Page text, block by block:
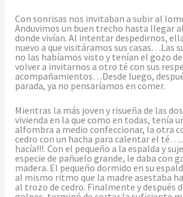
Con sonrisas nos invitaban a subir al
Anduvimos un buen trecho hasta llegar
donde vivían. Al intentar despedirnos,
nuevo a que visitáramos sus casas…Las
no las habíamos visto y tenían el gozo
volver a invitarnos a otro té con sus
acompañamientos…Desde luego,
parada, ya no pensaríamos en comer.
Mientras la más joven y risueña de las
vivienda en la que como en todas, tenía
alfombra a medio confeccionar, la otra
cedro con un hacha para calentar el té…..
hacía!!!. Con el pequeño a la espalda y
especie de pañuelo grande, le daba con
madera. El pequeño dormido en su
al mismo ritmo que la madre asestaba
al trozo de cedro. Finalmente y después